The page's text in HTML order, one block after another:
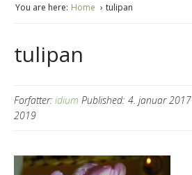
You are here: Home tulipan
tulipan
Forfatter: idium Published: 4. januar 2017
2019